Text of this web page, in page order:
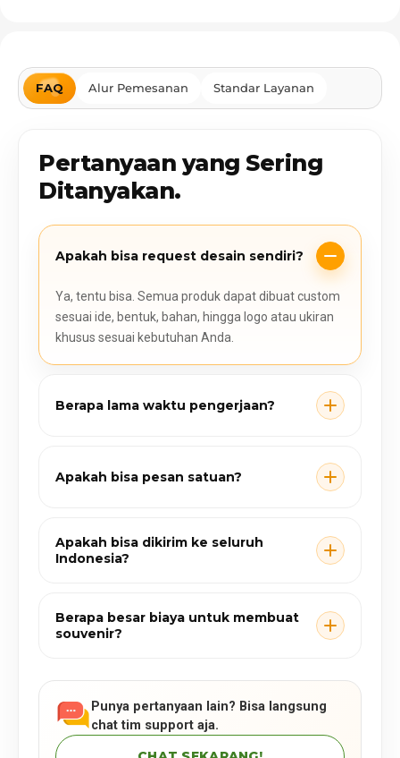
FAQ Alur Pemesanan Standar Layanan
Pertanyaan yang Sering
Ditanyakan.
Apakah bisa request desain sendiri?
Ya, tentu bisa. Semua produk dapat dibuat custom
sesuai ide, bentuk, bahan, hingga logo atau ukiran
khusus sesuai kebutuhan Anda.
Berapa lama waktu pengerjaan?
Apakah bisa pesan satuan?
Apakah bisa dikirim ke seluruh
Indonesia?
Berapa besar biaya untuk membuat
souvenir?
Punya pertanyaan lain? Bisa langsung
chat tim support aja.